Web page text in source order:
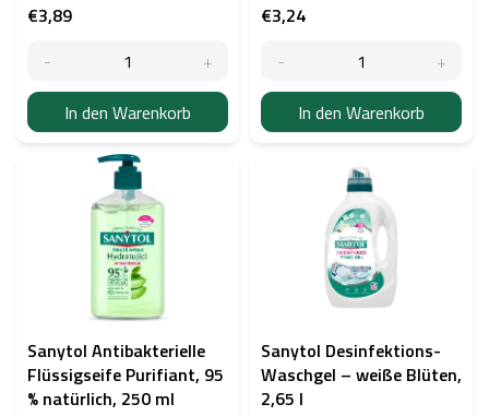
Nachfüllpackung 500 ml
€3,89
In den Warenkorb
€3,24
In den Warenkorb
Sanytol Antibakterielle
Flüssigseife Purifiant, 95
% natürlich, 250 ml
Sanytol Desinfektions-
Waschgel – weiße Blüten,
2,65 l